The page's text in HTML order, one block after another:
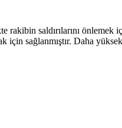
saldırılarını önlemek
sağlanmıştır. Daha